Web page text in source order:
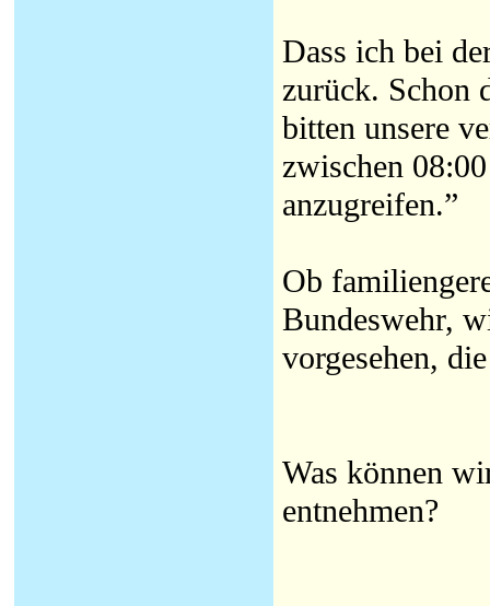
Dass ich bei
zurück. Schon
bitten unsere
zwischen
anzugreifen.”
Ob
Bundeswehr,
vorgesehen,
Was können
entnehmen?